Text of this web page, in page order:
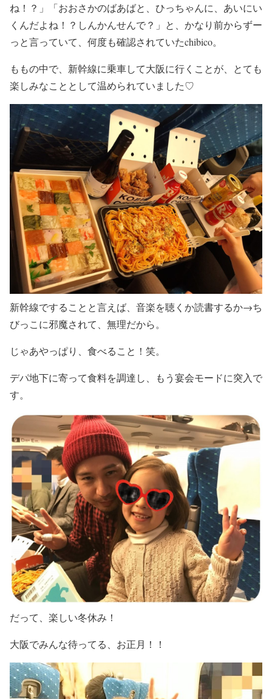
ね！？」「おおさかのばあばと、ひっちゃんに、あいにい
くんだよね！？しんかんせんで？」と、かなり前からずー
っと言っていて、何度も確認されていたchibico。
ももの中で、新幹線に乗車して大阪に行くことが、とても
楽しみなこととして温められていました♡
新幹線ですることと言えば、音楽を聴くか読書するか→ち
びっこに邪魔されて、無理だから。
じゃあやっぱり、食べること！笑。
デパ地下に寄って食料を調達し、もう宴会モードに突入で
す。
だって、楽しい冬休み！
大阪でみんな待ってる、お正月！！